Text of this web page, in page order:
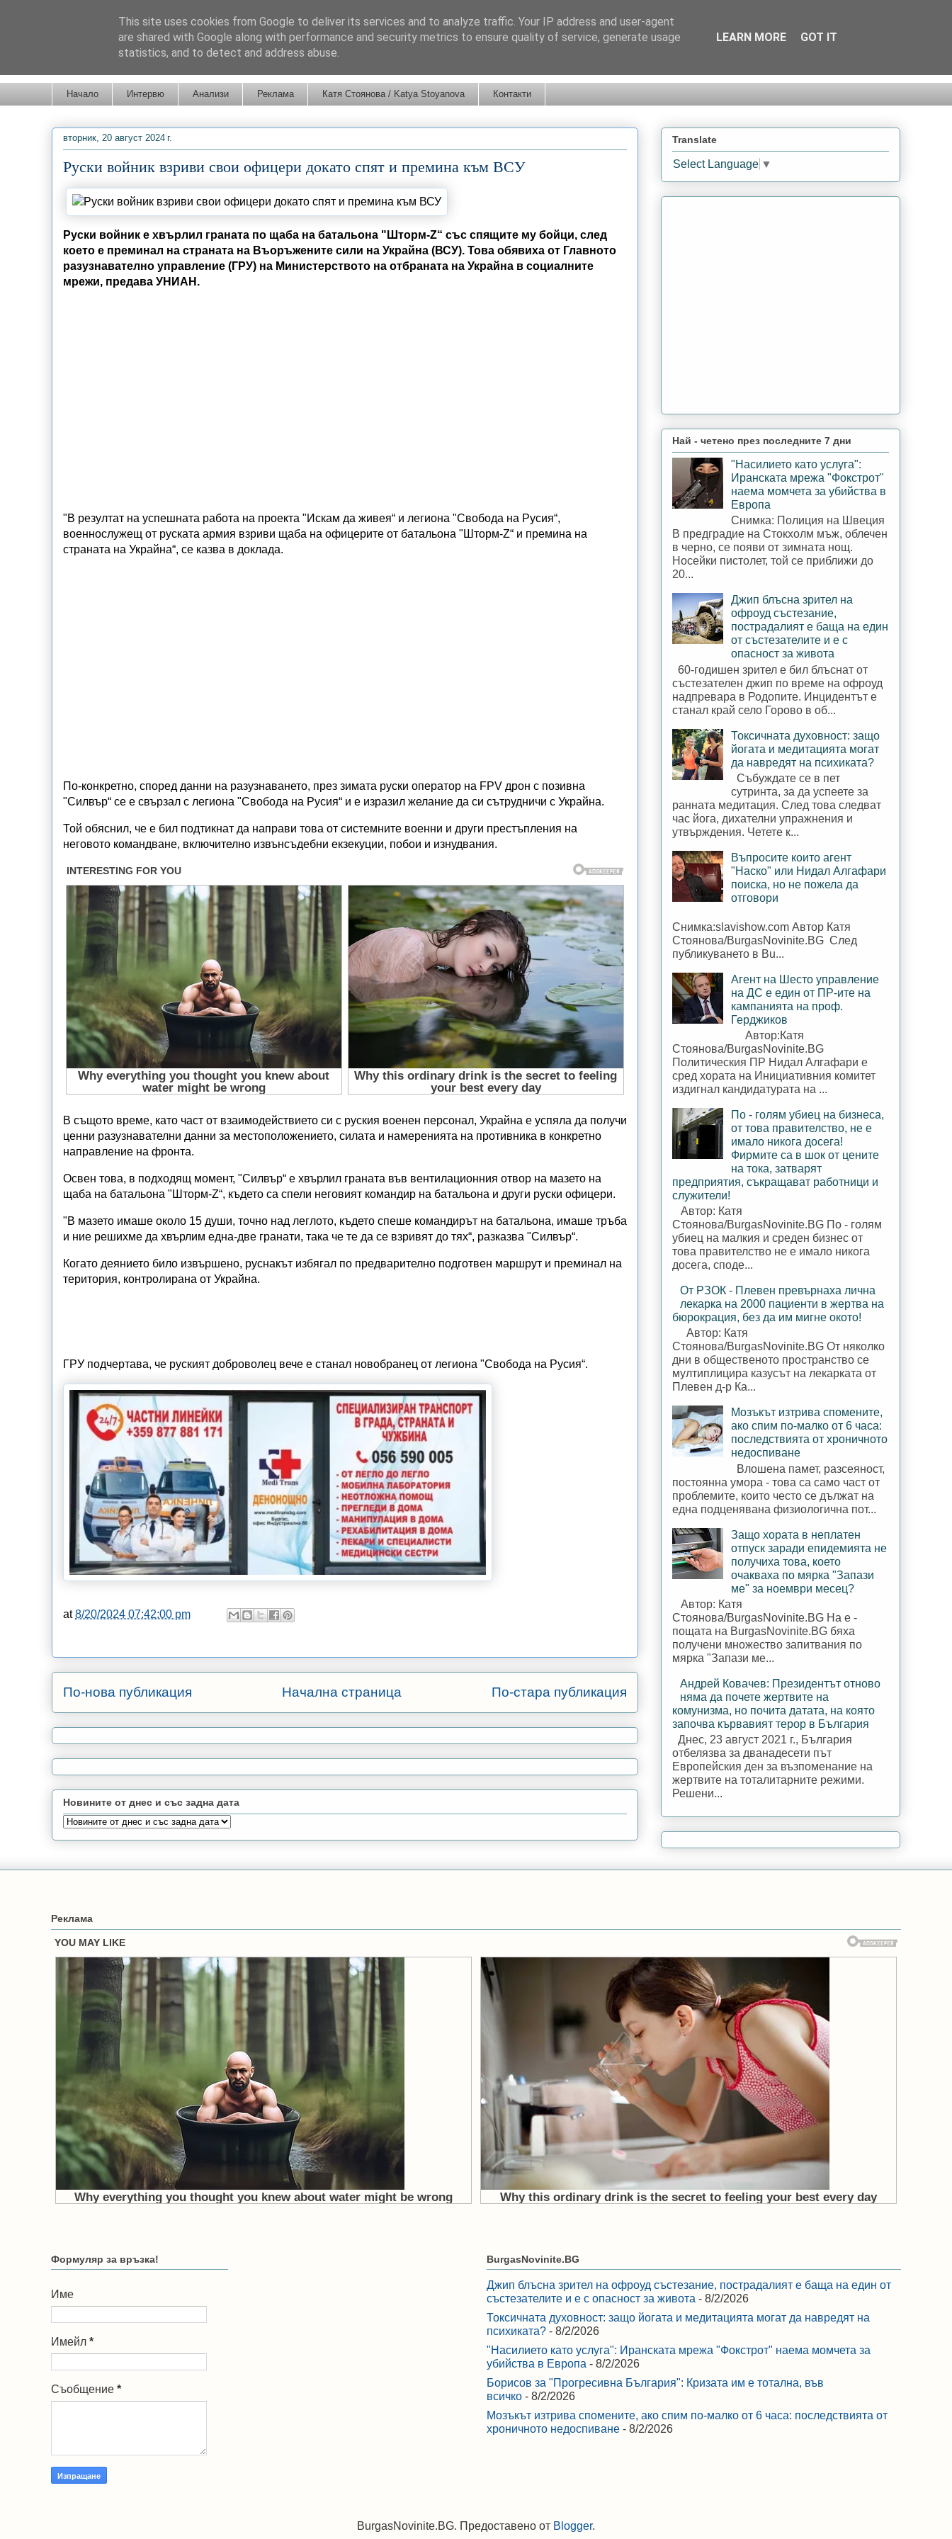
Начало Интервю Анализи Реклама Катя Стоянова / Katya Stoyanova Контакти
вторник, 20 август 2024 г.
Руски войник взриви свои офицери докато спят и премина към ВСУ
Руски войник е хвърлил граната по щаба на батальона "Шторм-Z“ със спящите му бойци, след
което е преминал на страната на Въоръжените сили на Украйна (ВСУ). Това обявиха от Главното
разузнавателно управление (ГРУ) на Министерството на отбраната на Украйна в социалните
мрежи, предава УНИАН.
"В резултат на успешната работа на проекта "Искам да живея“ и легиона "Свобода на Русия“,
военнослужещ от руската армия взриви щаба на офицерите от батальона "Шторм-Z“ и премина на
страната на Украйна“, се казва в доклада.
По-конкретно, според данни на разузнаването, през зимата руски оператор на FPV дрон с позивна
"Силвър“ се е свързал с легиона "Свобода на Русия“ и е изразил желание да си сътрудничи с Украйна.
Той обяснил, че е бил подтикнат да направи това от системните военни и други престъпления на
неговото командване, включително извънсъдебни екзекуции, побои и изнудвания.
В същото време, като част от взаимодействието си с руския военен персонал, Украйна е успяла да получи
ценни разузнавателни данни за местоположението, силата и намеренията на противника в конкретно
направление на фронта.
Освен това, в подходящ момент, "Силвър“ е хвърлил граната във вентилационния отвор на мазето на
щаба на батальона "Шторм-Z“, където са спели неговият командир на батальона и други руски офицери.
"В мазето имаше около 15 души, точно над леглото, където спеше командирът на батальона, имаше тръба
и ние решихме да хвърлим една-две гранати, така че те да се взривят до тях“, разказва "Силвър“.
Когато деянието било извършено, руснакът избягал по предварително подготвен маршрут и преминал на
територия, контролирана от Украйна.
ГРУ подчертава, че руският доброволец вече е станал новобранец от легиона "Свобода на Русия“.
at8/20/2024 07:42:00 pm
По-нова публикация По-стара публикация
Начална страница
Новините от днес и със задна дата
Translate
Select Language ▼
Най - четено през последните 7 дни
"Насилието като услуга":
Иранската мрежа "Фокстрот"
наема момчета за убийства в
Европа
Снимка: Полиция на Швеция
В предградие на Стокхолм мъж, облечен
в черно, се появи от зимната нощ.
Носейки пистолет, той се приближи до
20...
Джип блъсна зрител на
офроуд състезание,
пострадалият е баща на един
от състезателите и е с
опасност за живота
60-годишен зрител е бил блъснат от
състезателен джип по време на офроуд
надпревара в Родопите. Инцидентът е
станал край село Горово в об...
Токсичната духовност: защо
йогата и медитацията могат
да навредят на психиката?
Събуждате се в пет
сутринта, за да успеете за
ранната медитация. След това следват
час йога, дихателни упражнения и
утвърждения. Четете к...
Въпросите които агент
"Наско" или Нидал Алгафари
поиска, но не пожела да
отговори
Снимка:slavishow.com Автор Катя
Стоянова/BurgasNovinite.BG След
публикуването в Bu...
Агент на Шесто управление
на ДС е един от ПР-ите на
кампанията на проф.
Герджиков
Автор:Катя
Стоянова/BurgasNovinite.BG
Политическия ПР Нидал Алгафари е
сред хората на Инициативния комитет
издигнал кандидатурата на ...
По - голям убиец на бизнеса,
от това правителство, не е
имало никога досега!
Фирмите са в шок от цените
на тока, затварят
предприятия, съкращават работници и
служители!
Автор: Катя
Стоянова/BurgasNovinite.BG По - голям
убиец на малкия и среден бизнес от
това правителство не е имало никога
досега, споде...
От РЗОК - Плевен превърнаха лична
лекарка на 2000 пациенти в жертва на
бюрокрация, без да им мигне окото!
Автор: Катя
Стоянова/BurgasNovinite.BG От няколко
дни в общественото пространство се
мултиплицира казусът на лекарката от
Плевен д-р Ка...
Мозъкът изтрива спомените,
ако спим по-малко от 6 часа:
последствията от хроничното
недоспиване
Влошена памет, разсеяност,
постоянна умора - това са само част от
проблемите, които често се дължат на
една подценявана физиологична пот...
Защо хората в неплатен
отпуск заради епидемията не
получиха това, което
очакваха по мярка "Запази
ме" за ноември месец?
Автор: Катя
Стоянова/BurgasNovinite.BG На е -
пощата на BurgasNovinite.BG бяха
получени множество запитвания по
мярка "Запази ме...
Андрей Ковачев: Президентът отново
няма да почете жертвите на
комунизма, но почита датата, на която
започва кървавият терор в България
Днес, 23 август 2021 г., България
отбелязва за дванадесети път
Европейския ден за възпоменание на
жертвите на тоталитарните режими.
Решени...
Реклама
Формуляр за връзка!
Име
Имейл *
Съобщение *
BurgasNovinite.BG
Джип блъсна зрител на офроуд състезание, пострадалият е баща на един от
състезателите и е с опасност за живота - 8/2/2026
Токсичната духовност: защо йогата и медитацията могат да навредят на
психиката? - 8/2/2026
"Насилието като услуга": Иранската мрежа "Фокстрот" наема момчета за
убийства в Европа - 8/2/2026
Борисов за "Прогресивна България": Кризата им е тотална, във
всичко - 8/2/2026
Мозъкът изтрива спомените, ако спим по-малко от 6 часа: последствията от
хроничното недоспиване - 8/2/2026
BurgasNovinite.BG. Предоставено от Blogger.
This site uses cookies from Google to deliver its services and to analyze traffic. Your IP address and user-agent
are shared with Google along with performance and security metrics to ensure quality of service, generate usage
statistics, and to detect and address abuse.
LEARN MORE GOT IT